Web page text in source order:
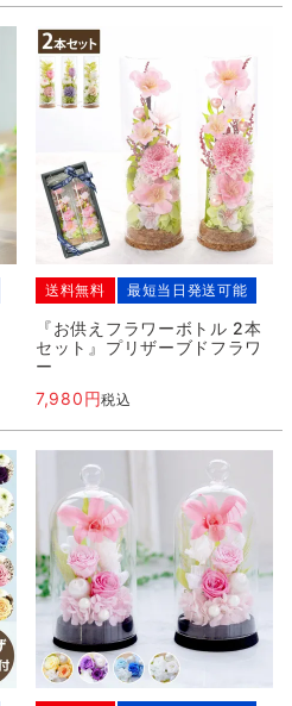
送料無料 最短当日発送可能
『お供えフラワーボトル 2本
セット』プリザーブドフラワ
ー
7,980
税込